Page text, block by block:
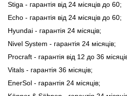
Stiga - гарантія від 24 місяців до 60;
Echo - гарантія від 24 місяців до 60;
Hyundai - гарантія 24 місяців;
Nivel System - гарантія 24 місяців;
Procraft - гарантія від 12 до 36
Vitals - гарантія 36 місяців;
EnerSol - гарантія 24 місяців;